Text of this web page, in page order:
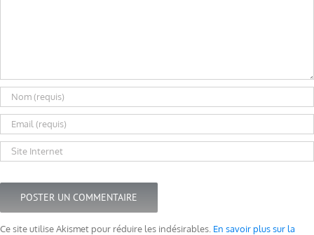
Ce site utilise Akismet pour réduire les indésirables. En savoir plus sur la